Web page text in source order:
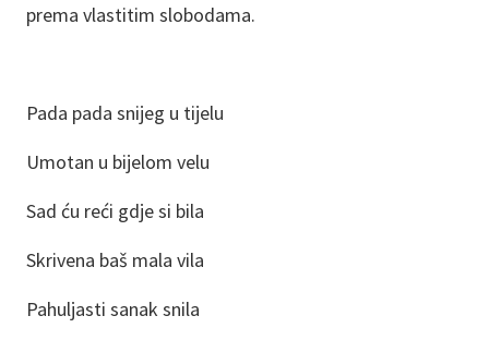
prema vlastitim slobodama.
Pada pada snijeg u tijelu
Umotan u bijelom velu
Sad ću reći gdje si bila
Skrivena baš mala vila
Pahuljasti sanak snila